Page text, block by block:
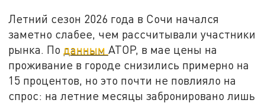
Летний сезон 2026 года в Сочи начался
заметно слабее, чем рассчитывали участники
рынка. По даннымАТОР, в мае цены на
проживание в городе снизились примерно на
15 процентов, но это почти не повлияло на
спрос: на летние месяцы забронировано лишь